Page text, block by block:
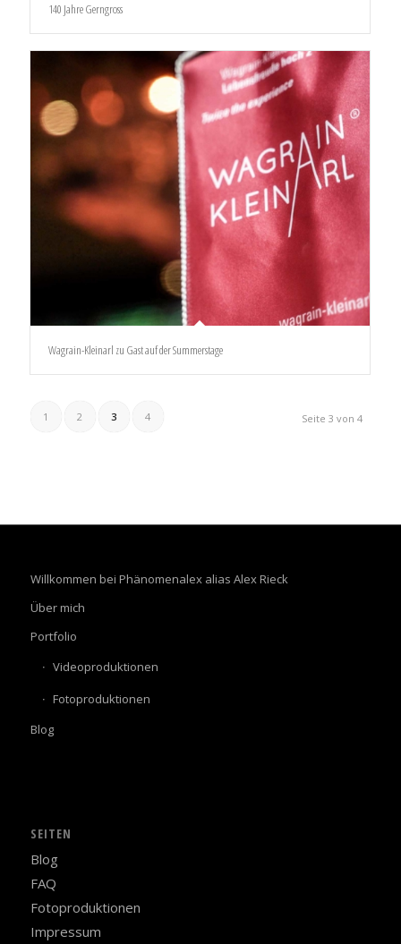
140 Jahre Gerngross
Wagrain-Kleinarl zu Gast auf der Summerstage
Seite 3 von 4
1 2 3 4
Willkommen bei Phänomenalex alias Alex Rieck
Über mich
Portfolio
Videoproduktionen
Fotoproduktionen
Blog
SEITEN
Blog
FAQ
Fotoproduktionen
Impressum